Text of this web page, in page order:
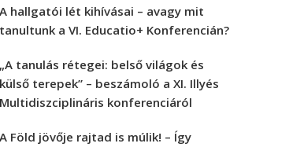
A hallgatói lét kihívásai – avagy mit
tanultunk a VI. Educatio+ Konferencián?
„A tanulás rétegei: belső világok és
külső terepek” – beszámoló a XI. Illyés
Multidiszciplináris konferenciáról
A Föld jövője rajtad is múlik! – Így